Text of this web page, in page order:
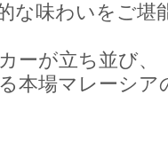
な味わいをご堪
ーが立ち並び、
本場マレーシ